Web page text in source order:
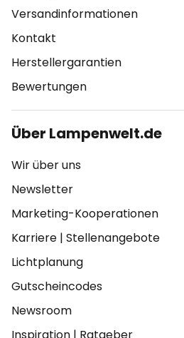
Versandinformationen
Kontakt
Herstellergarantien
Bewertungen
Über Lampenwelt.de
Wir über uns
Newsletter
Marketing-Kooperationen
Karriere | Stellenangebote
Lichtplanung
Gutscheincodes
Newsroom